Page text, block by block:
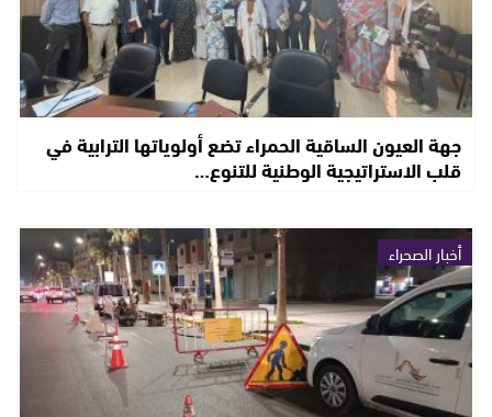
جهة العيون الساقية الحمراء تضع أولوياتها الترابية في
قلب الاستراتيجية الوطنية للتنوع…
أخبار الصحراء